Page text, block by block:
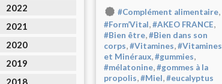
2022
2021
2020
2019
2018
#Complément alimentaire,
#Form’Vital,#AKEO FRANCE​​​​​​​,
#Bien être,#Bien dans son
corps,#Vitamines,#Vitamines
et Minéraux,#gummies,
#mélatonine,#gommes à la
propolis,#Miel,#eucalyptus